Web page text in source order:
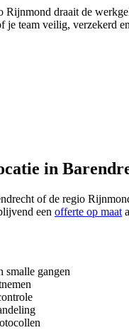
draait de
je team veilig, verzekerd
in
of de regio
een offerte op maat
smalle gangen